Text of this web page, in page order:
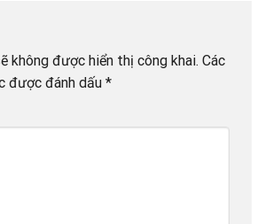
không được hiển thị công khai. Các
được đánh dấu *